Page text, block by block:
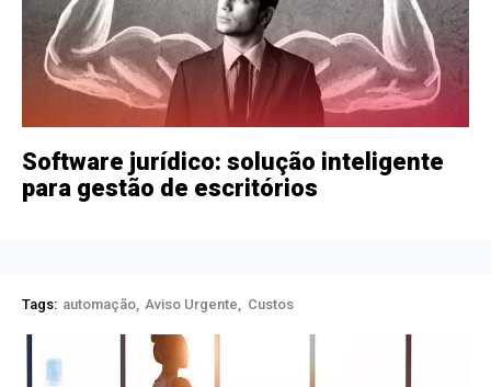
Software jurídico: solução inteligente
para gestão de escritórios
Tags: automação Aviso Urgente Custos